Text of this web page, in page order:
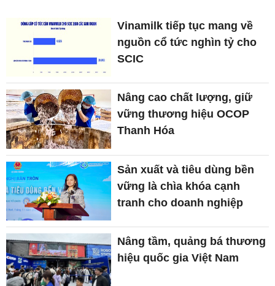
Vinamilk tiếp tục mang về
nguồn cổ tức nghìn tỷ cho
SCIC
Nâng cao chất lượng, giữ
vững thương hiệu OCOP
Thanh Hóa
Sản xuất và tiêu dùng bền
vững là chìa khóa cạnh
tranh cho doanh nghiệp
Nâng tầm, quảng bá thương
hiệu quốc gia Việt Nam